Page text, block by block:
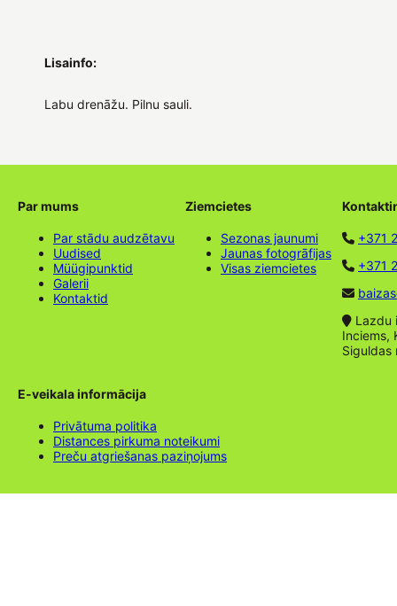
Lisainfo:
Labu drenāžu. Pilnu sauli.
Par mums
Par stādu audzētavu
Uudised
Müügipunktid
Galerii
Kontaktid
Ziemcietes
Sezonas jaunumi
Jaunas fotogrāfijas
Visas ziemcietes
+371
+371
Lazdu
Inciems,
Siguldas
E-veikala informācija
Privātuma politika
Distances pirkuma noteikumi
Preču atgriešanas paziņojums